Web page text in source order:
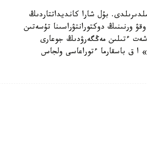
بۇل شارا كانديداتتاردىڭ
ورنىنىڭ دوكتورانتۋراسىنا تۇسەتىن
شەت ءتىلىن مەڭگەرۋدىڭ جوعارى
ا ق باسقارما ءتوراعاسى ولجاس